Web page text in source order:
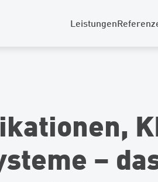
Leistungen
–